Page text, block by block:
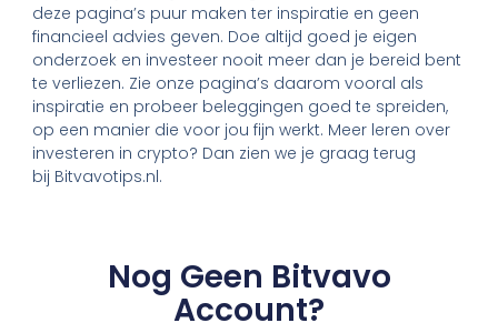
deze pagina’s puur maken ter inspiratie en geen
financieel advies geven. Doe altijd goed je eigen
onderzoek en investeer nooit meer dan je bereid bent
te verliezen. Zie onze pagina’s daarom vooral als
inspiratie en probeer beleggingen goed te spreiden,
op een manier die voor jou fijn werkt. Meer leren over
investeren in crypto? Dan zien we je graag terug
bij Bitvavotips.nl.
Nog Geen Bitvavo
Account?